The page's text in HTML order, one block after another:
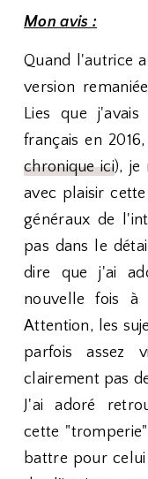
Mon avis :
Quand l'autrice
version
Lies que
français en
chronique ici), je
avec plaisir
généraux de
pas dans le
dire que j'ai
nouvelle fois à
Attention, les
parfois assez
clairement pas
J'ai adoré
cette
battre pour